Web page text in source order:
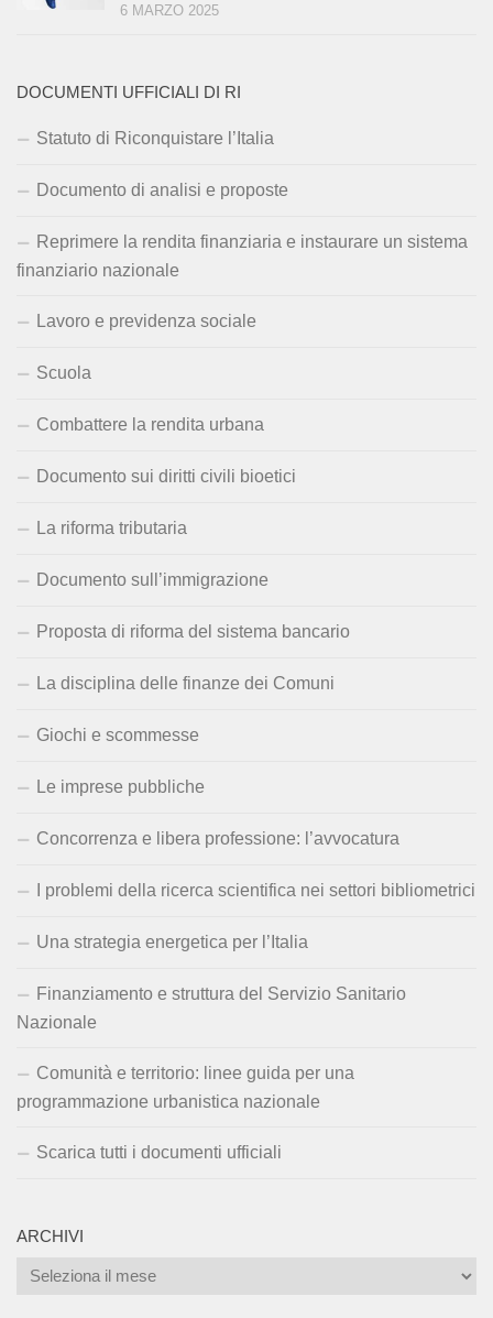
6 MARZO 2025
DOCUMENTI UFFICIALI DI RI
Statuto di Riconquistare l’Italia
Documento di analisi e proposte
Reprimere la rendita finanziaria e instaurare un sistema
finanziario nazionale
Lavoro e previdenza sociale
Scuola
Combattere la rendita urbana
Documento sui diritti civili bioetici
La riforma tributaria
Documento sull’immigrazione
Proposta di riforma del sistema bancario
La disciplina delle finanze dei Comuni
Giochi e scommesse
Le imprese pubbliche
Concorrenza e libera professione: l’avvocatura
I problemi della ricerca scientifica nei settori bibliometrici
Una strategia energetica per l’Italia
Finanziamento e struttura del Servizio Sanitario
Nazionale
Comunità e territorio: linee guida per una
programmazione urbanistica nazionale
Scarica tutti i documenti ufficiali
ARCHIVI
Archivi